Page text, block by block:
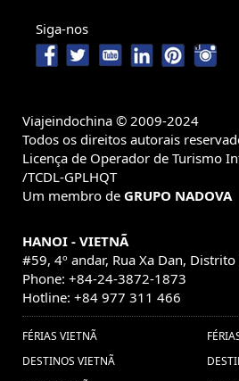
Siga-nos
Viajeindochina © 2009-2024
Todos os direitos autorais
Licença de Operador de Turismo
/TCDL-GPLHQT
Um membro de GRUPO NADOVA
HANOI - VIETNÃ
#59, 4º andar, Rua Xa Dan,
Phone: +84-24-3872-1873
Hotline: +84 977 311 466
FÉRIAS VIETNÃ
DESTINOS VIETNÃ